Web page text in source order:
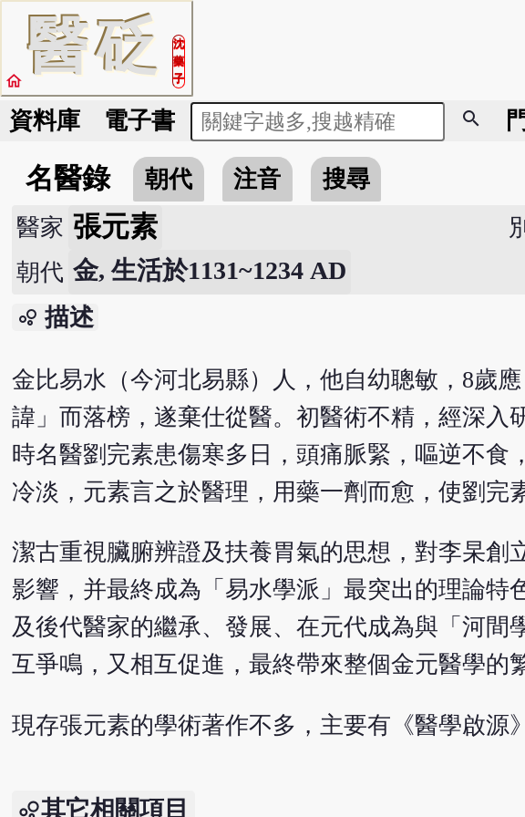
醫砭
沈
藥
子
home
資料庫 電子書 search
名醫錄 朝代 注音
搜尋
醫家 張元素
朝代 金, 生活於1131~1234 AD
bubble_chart 描述
金比易水（今河北易縣）人，他自幼聰敏，8歲
諱」而落榜，遂棄仕從醫。初醫術不精，經深
時名醫劉完素患傷寒多日，頭痛脈緊，嘔逆不
冷淡，元素言之於醫理，用藥一劑而愈，使劉完
潔古重視臟腑辨證及扶養胃氣的思想，對李杲
影響，并最終成為「易水學派」最突出的理論
及後代醫家的繼承、發展、在元代成為與「河間
互爭鳴，又相互促進，最終帶來整個金元醫學的
現存張元素的學術著作不多，主要有《醫學啟源
其它相關項目